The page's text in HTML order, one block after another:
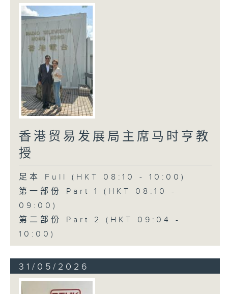
香港贸易发展局主席马时亨教
授
足本 Full (HKT 08:10 - 10:00)
第一部份 Part 1 (HKT 08:10 -
09:00)
第二部份 Part 2 (HKT 09:04 -
10:00)
31/05/2026